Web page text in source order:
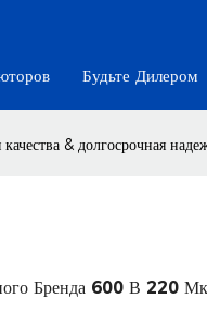
Будьте Дилером
& долгосрочная
Бренда 600 В 220